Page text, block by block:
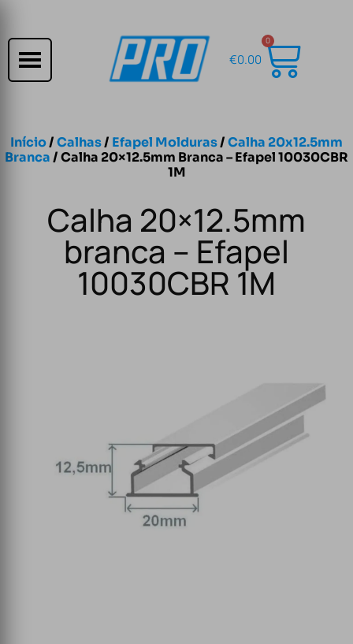
€0.00
0
Início/Calhas/ Efapel Molduras/Calha 20x12.5mm
Branca/ Calha 20×12.5mm Branca – Efapel 10030CBR
1M
Calha 20×12.5mm
branca – Efapel
10030CBR 1M